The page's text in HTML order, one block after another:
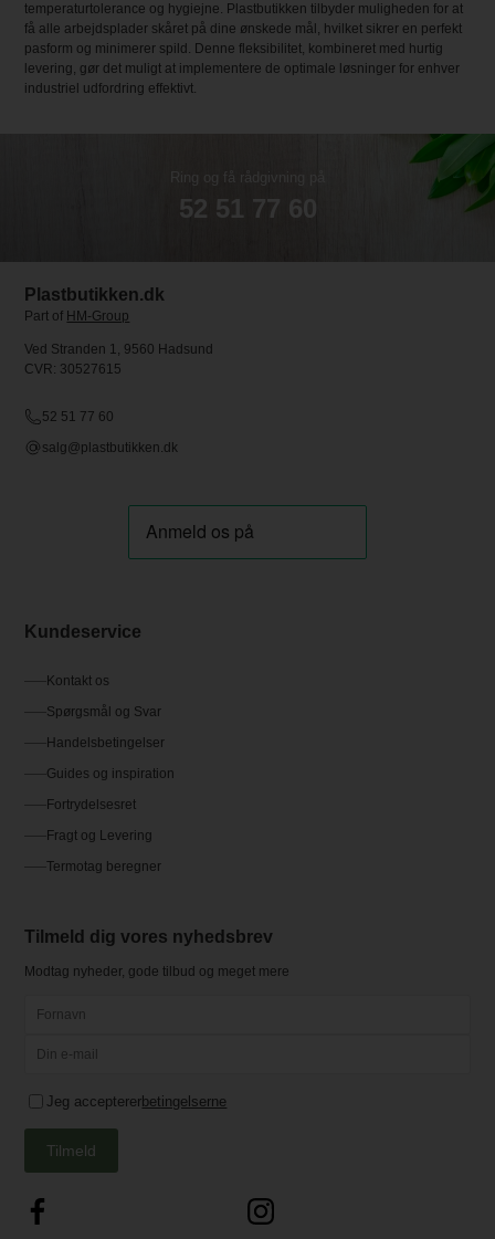
temperaturtolerance og hygiejne. Plastbutikken tilbyder muligheden for at
få alle arbejdsplader skåret på dine ønskede mål, hvilket sikrer en perfekt
pasform og minimerer spild. Denne fleksibilitet, kombineret med hurtig
levering, gør det muligt at implementere de optimale løsninger for enhver
industriel udfordring effektivt.
Ring og få rådgivning på
52 51 77 60
Plastbutikken.dk
Part of HM-Group
Ved Stranden 1, 9560 Hadsund
CVR: 30527615
52 51 77 60
salg@plastbutikken.dk
Kundeservice
Kontakt os
Spørgsmål og Svar
Handelsbetingelser
Guides og inspiration
Fortrydelsesret
Fragt og Levering
Termotag beregner
Tilmeld dig vores nyhedsbrev
Modtag nyheder, gode tilbud og meget mere
Jeg accepterer betingelserne
Tilmeld